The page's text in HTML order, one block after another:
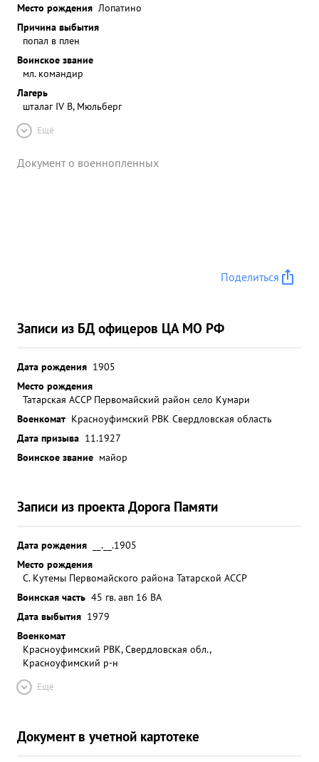
Место рождения Лопатино
Причина выбытия
попал в плен
Воинское звание
мл. командир
Лагерь
шталаг IV B, Мюльберг
Ещё
Документ о военнопленных
Поделиться
Записи из БД офицеров ЦА МО РФ
Дата рождения 1905
Место рождения
Татарская АССР Первомайский район село Кумари
Военкомат Красноуфимский РВК Свердловская область
Дата призыва 11.1927
Воинское звание майор
Записи из проекта Дорога Памяти
Дата рождения
__.__.1905
Место рождения
С. Кутемы Первомайского района Татарской АССР
Воинская часть 45 гв. авп 16 ВА
Дата выбытия 1979
Военкомат
Красноуфимский РВК, Свердловская обл.,
Красноуфимский р-н
Ещё
Документ в учетной картотеке